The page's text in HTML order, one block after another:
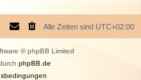
Alle Zeiten sind UTC+02:00
© phpBB Limited
phpBB.de